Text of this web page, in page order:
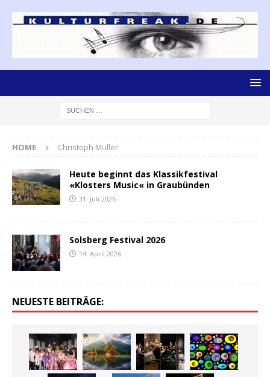
HOME Christoph Müller
Heute beginnt das Klassikfestival
«Klosters Music« in Graubünden
31. Juli 2026
Solsberg Festival 2026
14. April 2026
NEUESTE BEITRÄGE: